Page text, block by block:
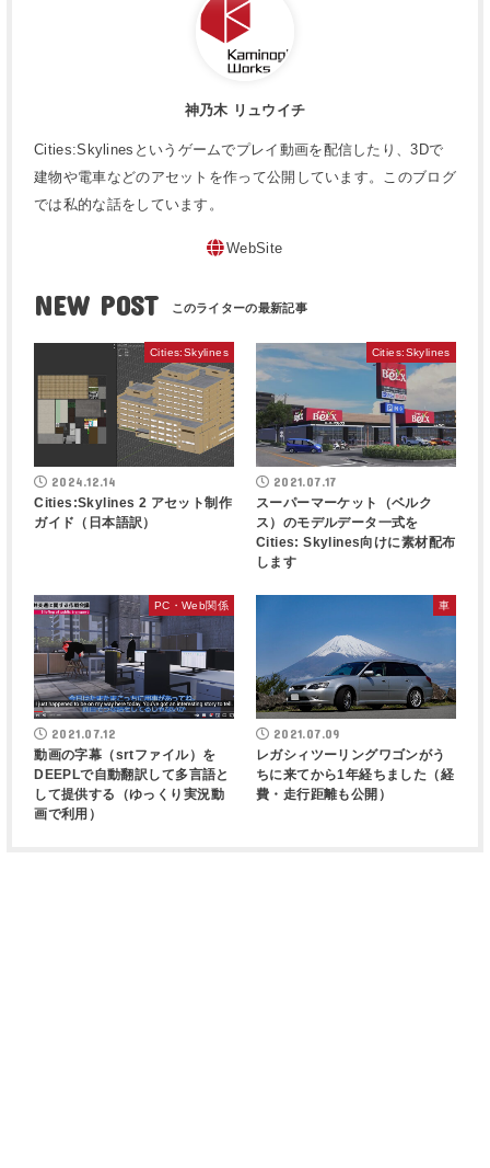
神乃木 リュウイチ
Cities:Skylinesというゲームでプレイ動画を配信したり、3Dで
建物や電車などのアセットを作って公開しています。このブログ
では私的な話をしています。
WebSite
NEW POST
Cities:Skylines
2024.12.14
Cities:Skylines 2 アセット制作
ガイド（日本語訳）
Cities:Skylines
2021.07.17
スーパーマーケット（ベルク
ス）のモデルデータ一式を
Cities: Skylines向けに素材配布
します
PC・Web関係
2021.07.12
動画の字幕（srtファイル）を
DEEPLで自動翻訳して多言語と
して提供する（ゆっくり実況動
画で利用）
車
2021.07.09
レガシィツーリングワゴンがう
ちに来てから1年経ちました（経
費・走行距離も公開）